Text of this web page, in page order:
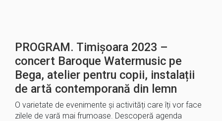
PROGRAM. Timișoara 2023 –
concert Baroque Watermusic pe
Bega, atelier pentru copii, instalații
de artă contemporană din lemn
O varietate de evenimente și activități care îți vor face
zilele de vară mai frumoase. Descoperă agenda